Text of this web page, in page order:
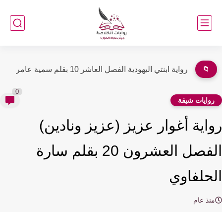
📁 رواية رواية ابنتي اليهودية الفصل التاسع 9 بقلم سمية عامر
شيقة
أغوار عزيز (عزيز ونادين)
الفصل العشرون 20 بقلم سارة
عام